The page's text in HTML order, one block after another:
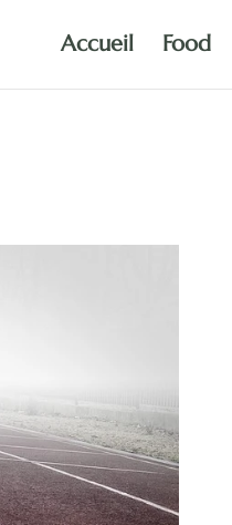
Accueil Food